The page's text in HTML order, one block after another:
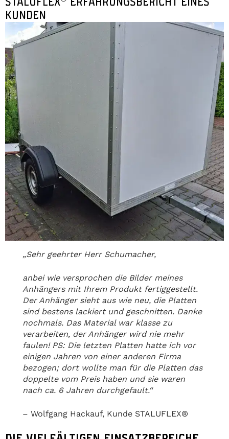
KUNDEN
„Sehr geehrter Herr Schumacher,
anbei wie versprochen die Bilder meines
Anhängers mit Ihrem Produkt fertiggestellt.
Der Anhänger sieht aus wie neu, die Platten
sind bestens lackiert und geschnitten. Danke
nochmals. Das Material war klasse zu
verarbeiten, der Anhänger wird nie mehr
faulen! PS: Die letzten Platten hatte ich vor
einigen Jahren von einer anderen Firma
bezogen; dort wollte man für die Platten das
doppelte vom Preis haben und sie waren
nach ca. 6 Jahren durchgefault.“
– Wolfgang Hackauf, Kunde STALUFLEX®